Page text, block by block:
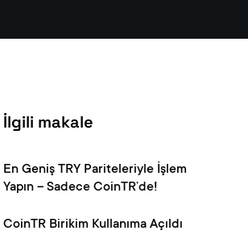
İlgili makale
En Geniş TRY Pariteleriyle İşlem
Yapın – Sadece CoinTR’de!
CoinTR Birikim Kullanıma Açıldı